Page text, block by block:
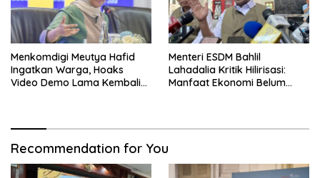
Menkomdigi Meutya Hafid
Ingatkan Warga, Hoaks
Video Demo Lama Kembali
Menteri ESDM Bahlil
Lahadalia Kritik Hilirisasi:
Manfaat Ekonomi Belum
Recommendation for You